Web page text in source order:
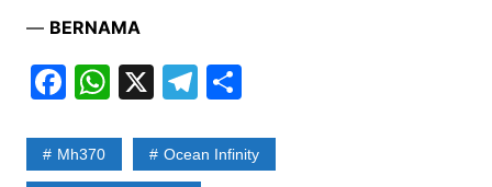
— BERNAMA
F
c
W
at
X T
e
S
ar
Mh370 Ocean Infinity